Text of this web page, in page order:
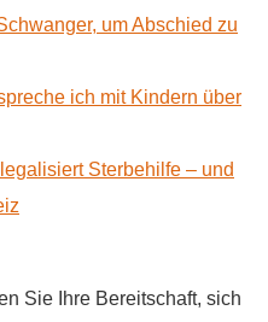
um Abschied zu
ich mit Kindern über
Sterbehilfe – und
Sie Ihre Bereitschaft, sich